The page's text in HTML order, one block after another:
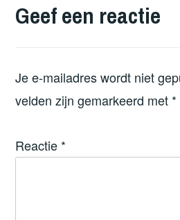
Geef een reactie
Je e-mailadres wordt niet
velden zijn gemarkeerd met *
Reactie *